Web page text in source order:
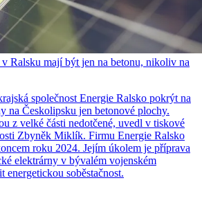
Ralsku mají být jen na betonu, nikoliv na
společnost Energie Ralsko pokrýt na
na Českolipsku jen betonové plochy.
z velké části nedotčené, uvedl v tiskové
Zbyněk Miklík. Firmu Energie Ralsko
roku 2024. Jejím úkolem je příprava
elektrárny v bývalém vojenském
energetickou soběstačnost.